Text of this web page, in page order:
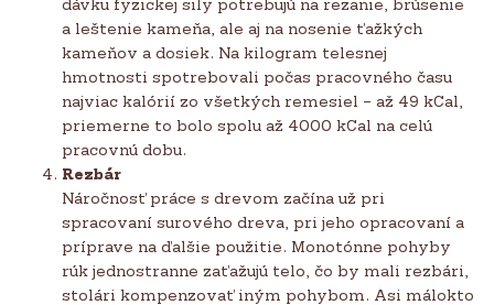
a leštenie kameňa, ale aj na nosenie ťažkých
kameňov a dosiek. Na kilogram telesnej
hmotnosti spotrebovali počas pracovného času
najviac kalórií zo všetkých remesiel – až 49 kCal,
priemerne to bolo spolu až 4000 kCal na celú
pracovnú dobu.
Rezbár
Náročnosť práce s drevom začína už pri
spracovaní surového dreva, pri jeho opracovaní a
príprave na ďalšie použitie. Monotónne pohyby
rúk jednostranne zaťažujú telo, čo by mali rezbári,
stolári kompenzovať iným pohybom. Asi málokto